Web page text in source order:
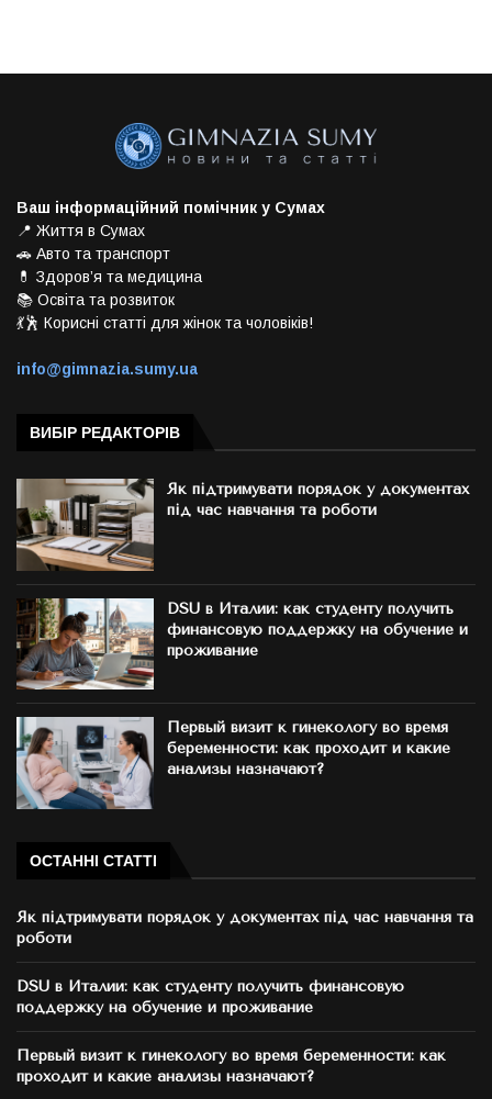
Ваш інформаційний помічник у Сумах
📍 Життя в Сумах
🚗 Авто та транспорт
💊 Здоров’я та медицина
📚 Освіта та розвиток
💃🕺 Корисні статті для жінок та чоловіків!
info@gimnazia.sumy.ua
ВИБІР РЕДАКТОРІВ
Як підтримувати порядок у документах
під час навчання та роботи
DSU в Италии: как студенту получить
финансовую поддержку на обучение и
проживание
Первый визит к гинекологу во время
беременности: как проходит и какие
анализы назначают?
ОСТАННІ СТАТТІ
Як підтримувати порядок у документах під час навчання та
роботи
DSU в Италии: как студенту получить финансовую
поддержку на обучение и проживание
Первый визит к гинекологу во время беременности: как
проходит и какие анализы назначают?